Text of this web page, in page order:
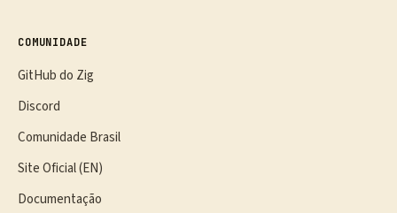
COMUNIDADE
GitHub do Zig
Discord
Comunidade Brasil
Site Oficial (EN)
Documentação